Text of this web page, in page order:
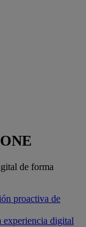
de forma
proactiva de
experiencia digital